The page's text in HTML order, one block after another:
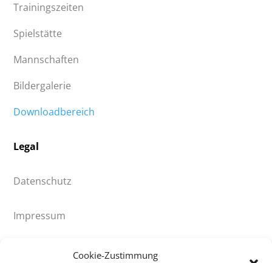
Cookie-Zustimmung
Trainingszeiten
Spielstätte
Mannschaften
Bildergalerie
Downloadbereich
Legal
Datenschutz
Impressum
© 2021 HV90 Klingenthal e.V.